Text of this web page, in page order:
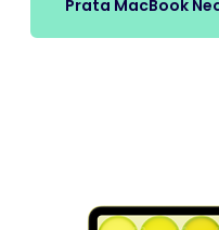
Prata MacBook